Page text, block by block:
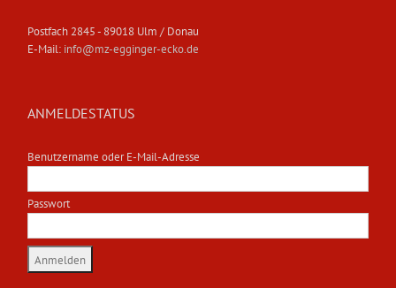
Postfach 2845 - 89018 Ulm / Donau
E-Mail: info@mz-egginger-ecko.de
ANMELDESTATUS
Benutzername oder E-Mail-Adresse
Passwort